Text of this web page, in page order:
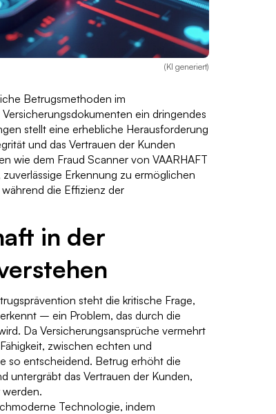
(KI generiert)
Betrugsmethoden im
ein dringendes
stellt eine erhebliche Herausforderung
und das Vertrauen der Kunden
wie dem Fraud Scanner von VAARHAFT
Erkennung zu ermöglichen
die Effizienz der
in der
steht die kritische Frage,
– ein Problem, das durch die
Da Versicherungsansprüche vermehrt
zwischen echten und
so entscheidend. Betrug erhöht die
untergräbt das Vertrauen der Kunden,
Technologie, indem